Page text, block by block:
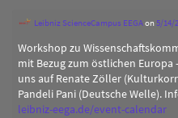
Leibniz ScienceCampus EEGAon5/14/
Workshop zu
mit Bezug zum östlichen Europa
uns auf Renate Zöller
Pandeli Pani (Deutsche Welle).
leibniz-eega.de/event-calendar